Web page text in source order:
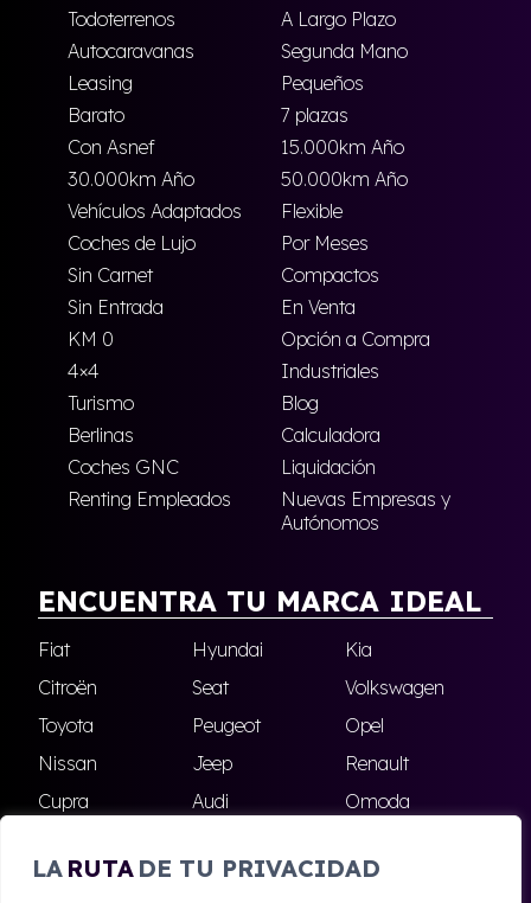
LA RUTA DE TU PRIVACIDAD
Todoterrenos
A Largo Plazo
Autocaravanas
Segunda Mano
Leasing
Pequeños
Barato
7 plazas
Con Asnef
15.000km Año
30.000km Año
50.000km Año
Vehículos Adaptados
Flexible
Coches de Lujo
Por Meses
Sin Carnet
Compactos
Sin Entrada
En Venta
KM 0
Opción a Compra
4×4
Industriales
Turismo
Blog
Berlinas
Calculadora
Coches GNC
Liquidación
Renting Empleados
Nuevas Empresas y
Autónomos
ENCUENTRA TU MARCA IDEAL
Fiat Hyundai
Kia
Citroën
Seat
Volkswagen
Toyota
Peugeot
Opel
Nissan
Jeep
Renault
Cupra
Audi
Omoda
Skoda
Ford Todas las marcas